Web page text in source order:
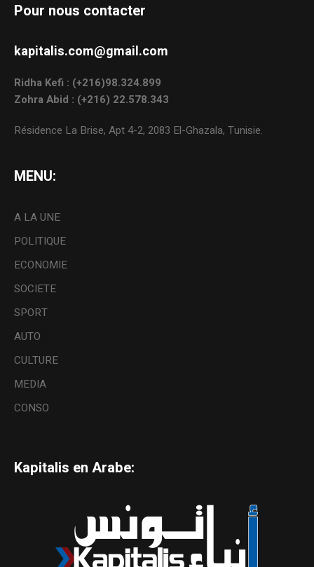
Pour nous contacter
kapitalis.com@gmail.com
Ridha Kefi : (+216)98.324.899
Zohra Abid : (+216) 22.578.343
Résidence La Brise, Apt 4-2, 2083 El-Ghazala, Tunisie.
MENU:
A LA UNE
POLITIQUE
ECONOMIE
SOCIETE
SPORT
AUTO
CULTURE
MEDIA
CONSO
Kapitalis en Arabe: